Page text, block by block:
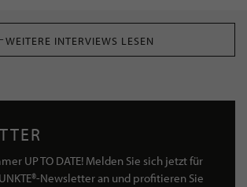
WEITERE INTERVIEWS LESEN
UP TO DATE! Melden Sie sich jetzt für
Newsletter an und profitieren Sie